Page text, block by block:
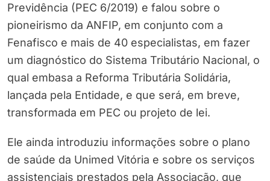
Previdência (PEC 6/2019) e falou sobre o
pioneirismo da ANFIP, em conjunto com a
Fenafisco e mais de 40 especialistas, em fazer
um diagnóstico do Sistema Tributário Nacional, o
qual embasa a Reforma Tributária Solidária,
lançada pela Entidade, e que será, em breve,
transformada em PEC ou projeto de lei.
Ele ainda introduziu informações sobre o plano
de saúde da Unimed Vitória e sobre os serviços
assistenciais prestados pela Associação, que